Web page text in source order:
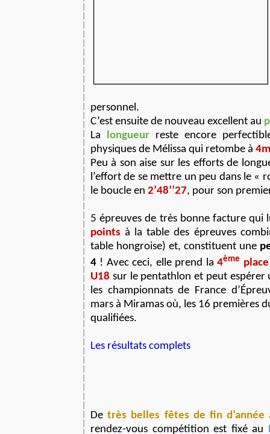
personnel.
C’est ensuite de nouveau excellent au
La longueur reste encore
physiques de Mélissa qui retombe à
Peu à son aise sur les efforts de
l’effort de se mettre un peu dans le «
le boucle en 2’48’’27, pour son
5 épreuves de très bonne facture
points à la table des épreuves
table hongroise) et, constituent une
4 ! Avec ceci, elle prend la4ème
U18 sur le pentathlon et peut
les championnats de France
mars à Miramas où, les 16 premières
qualifiées.
Les résultats complets
Detrès belles fêtes de fin d’année
rendez-vous compétition est fixé au